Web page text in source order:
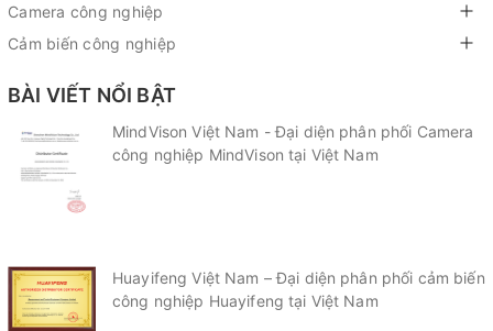
Camera công nghiệp
Cảm biến công nghiệp
BÀI VIẾT NỔI BẬT
MindVison Việt Nam - Đại diện phân phối Camera
công nghiệp MindVison tại Việt Nam
Huayifeng Việt Nam – Đại diện phân phối cảm biến
công nghiệp Huayifeng tại Việt Nam